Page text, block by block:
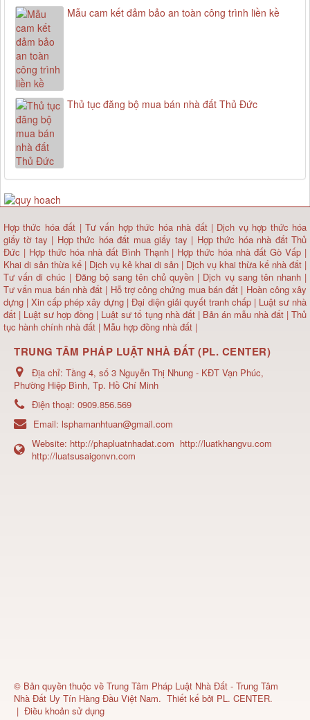
Mẫu cam kết đảm bảo an toàn công trình liền kề
Thủ tục đăng bộ mua bán nhà đất Thủ Đức
Hợp thức hóa đất |Tư vấn hợp thức hóa nhà đất| Dịch vụ hợp thức hóa
giấy tờ tay | Hợp thức hóa đất mua giấy tay | Hợp thức hóa nhà đất Thủ
Đức | Hợp thức hóa nhà đất Bình Thạnh | Hợp thức hóa nhà đất Gò Vấp |
Khai di sản thừa kế | Dịch vụ kê khai di sản | Dịch vụ khai thừa kế nhà đất |
Tư vấn di chúc | Đăng bộ sang tên chủ quyền | Dịch vụ sang tên nhanh |
Tư vấn mua bán nhà đất | Hỗ trợ công chứng mua bán đất | Hoàn công xây
dựng | Xin cấp phép xây dựng |Đại diện giải quyết tranh chấp | Luật sư nhà
đất | Luật sư hợp đồng | Luật sư tố tụng nhà đất | Bản án mẫu nhà đất|Thủ
tục hành chính nhà đất | Mẫu hợp đồng nhà đất |
TRUNG TÂM PHÁP LUẬT NHÀ ĐẤT (PL. CENTER)
Địa chỉ: Tầng 4, số 3 Nguyễn Thị Nhung - KĐT Vạn Phúc,
Phường Hiệp Bình, Tp. Hồ Chí Minh
Điện thoại: 0909.856.569
Email: lsphamanhtuan@gmail.com
Website: http://phapluatnhadat.com http://luatkhangvu.com
http://luatsusaigonvn.com
© Bản quyền thuộc về Trung Tâm Pháp Luật Nhà Đất - Trung Tâm
Nhà Đất Uy Tín Hàng Đầu Việt Nam. Thiết kế bởi PL. CENTER.
| Điều khoản sử dụng